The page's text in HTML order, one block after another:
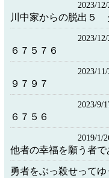
2023/
川中家からの脱出５
2023/
６７５７６
2023/
９７９７
2023/9/
６７５６
2019/1/
他者の幸福を願う者
勇者をぶっ殺せってゆ